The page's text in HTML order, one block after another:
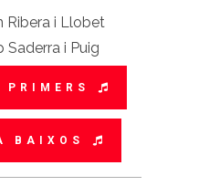
Ribera i Llobet
Saderra i Puig
PRIMERS
BAIXOS